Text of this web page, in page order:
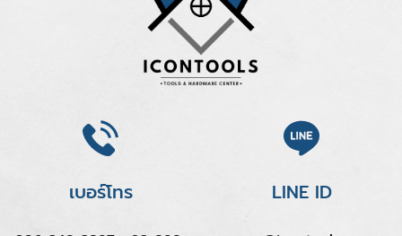
เบอร์โทร LINE ID